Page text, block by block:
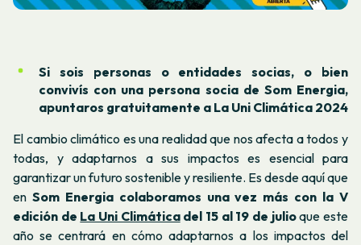
Si sois personas o entidades socias, o bien
convivís con una persona socia de Som Energia,
apuntaros gratuitamente a La Uni Climática 2024
El cambio climático es una realidad que nos afecta a todos y
todas, y adaptarnos a sus impactos es esencial para
garantizar un futuro sostenible y resiliente. Es desde aquí que
en Som Energia colaboramos una vez más con la V
edición de La Uni Climáticadel 15 al 19 de julioque este
año se centrará en cómo adaptarnos a los impactos del